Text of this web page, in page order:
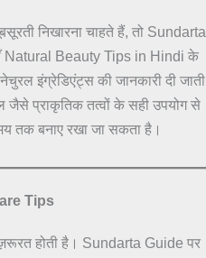
निखारना चाहते हैं, तो Sundarta
Natural Beauty Tips in Hindi के
इंग्रेडिएंट्स की जानकारी दी जाती
जैसे प्राकृतिक तत्वों के सही उपयोग से
तक बनाए रखा जा सकता है।
Tips
होती है। Sundarta Guide पर